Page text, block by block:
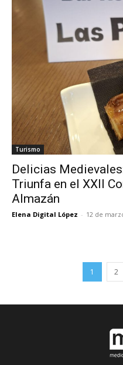
Turismo
Delicias
Triunfa en el XXII
Almazán
Elena Digital López - 12 de
1 2